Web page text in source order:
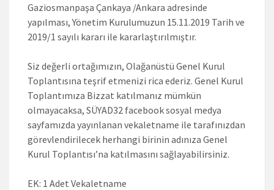
Gaziosmanpaşa Çankaya /Ankara adresinde
yapılması, Yönetim Kurulumuzun 15.11.2019 Tarih ve
2019/1 sayılı kararı ile kararlaştırılmıştır.
Siz değerli ortağımızın, Olağanüstü Genel Kurul
Toplantısına teşrif etmenizi rica ederiz. Genel Kurul
Toplantımıza Bizzat katılmanız mümkün
olmayacaksa, SÜYAD32 facebook sosyal medya
sayfamızda yayınlanan vekaletname ile tarafınızdan
görevlendirilecek herhangi birinin adınıza Genel
Kurul Toplantısı’na katılmasını sağlayabilirsiniz.
EK: 1 Adet Vekaletname